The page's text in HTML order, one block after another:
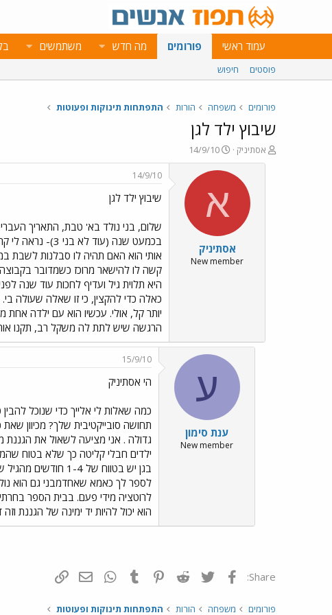
עמוד ראשי פורומים מה חדש משתמשים
פוסטים חיפוש
פורומים משפחה הורות התפתחות תינוקות ופעוטות
שיבוץ ילד לגן
פ
ו
אסתיניק
פ
ו
ר
ם
ב
א
ר
י
14/9/10
א
אסתיניק
New member
14/9/10
שיבוץ ילד לגן
שלום, בני נולד בא' טבת, התאריך העברי
בכמעט שנה
אותי הוא האם תהיה לו סבלנות לשבת
היא תלוית גיל ועדיף לחכות עוד שנה
הרגשה שיש לתת לה משקל רב, תקנו
ע
ענת סימון
New member
15/9/10
הי אסתיניק
תחושה סובייקטיבית שלך? מכיוון
גדולה . אני מציעה לשאול את
לספר לך כאמא שאחדמבני גם הוא
לרוטציה מידי פעם. בבית הספר
הוא יכול להיות יד ימינה של הגננת וזה
Share: פייסבוק Twitter
Reddit
Pinterest
Tumblr
WhatsAppדואר אלקטרוני
פורומים משפחה הורות התפתחות תינוקות ופעוטות